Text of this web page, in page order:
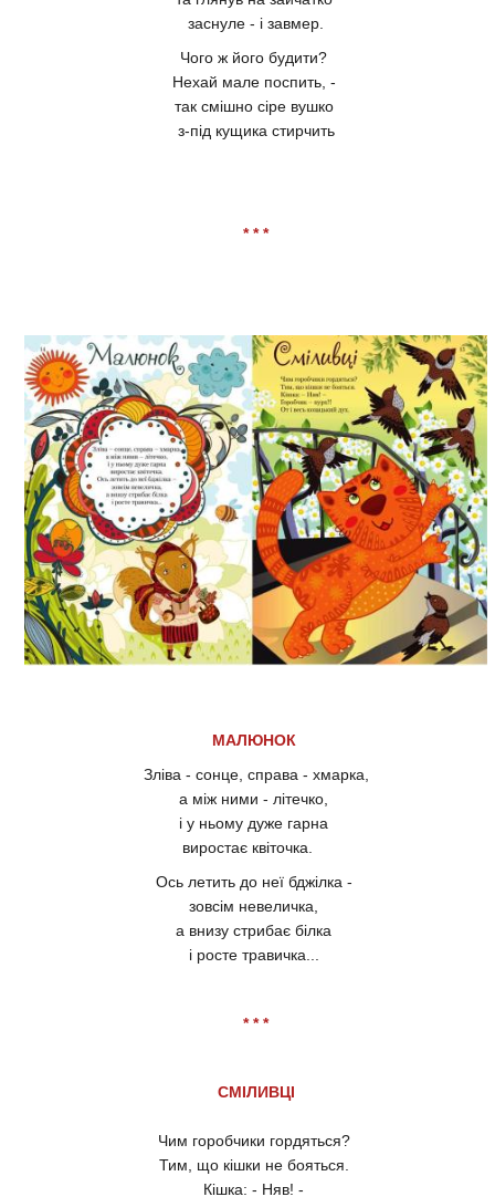
заснуле - і завмер.
Чого ж його будити?
Нехай мале поспить, -
так смішно сіре вушко
з-під кущика стирчить
* * *
МАЛЮНОК
Зліва - сонце, справа - хмарка,
а між ними - літечко,
і у ньому дуже гарна
виростає квіточка.
Ось летить до неї бджілка -
зовсім невеличка,
а внизу стрибає білка
і росте травичка...
* * *
СМІЛИВЦІ
Чим горобчики гордяться?
Тим, що кішки не бояться.
Кішка: - Няв! -